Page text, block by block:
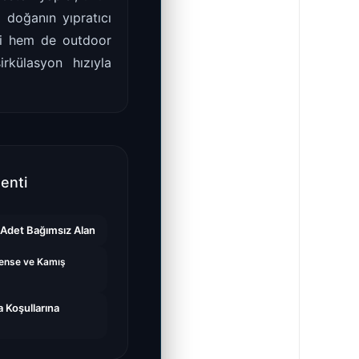
yıpratıcı
hem de outdoor
hızıyla
Bağımsız Alan
ve Kamış
Koşullarına